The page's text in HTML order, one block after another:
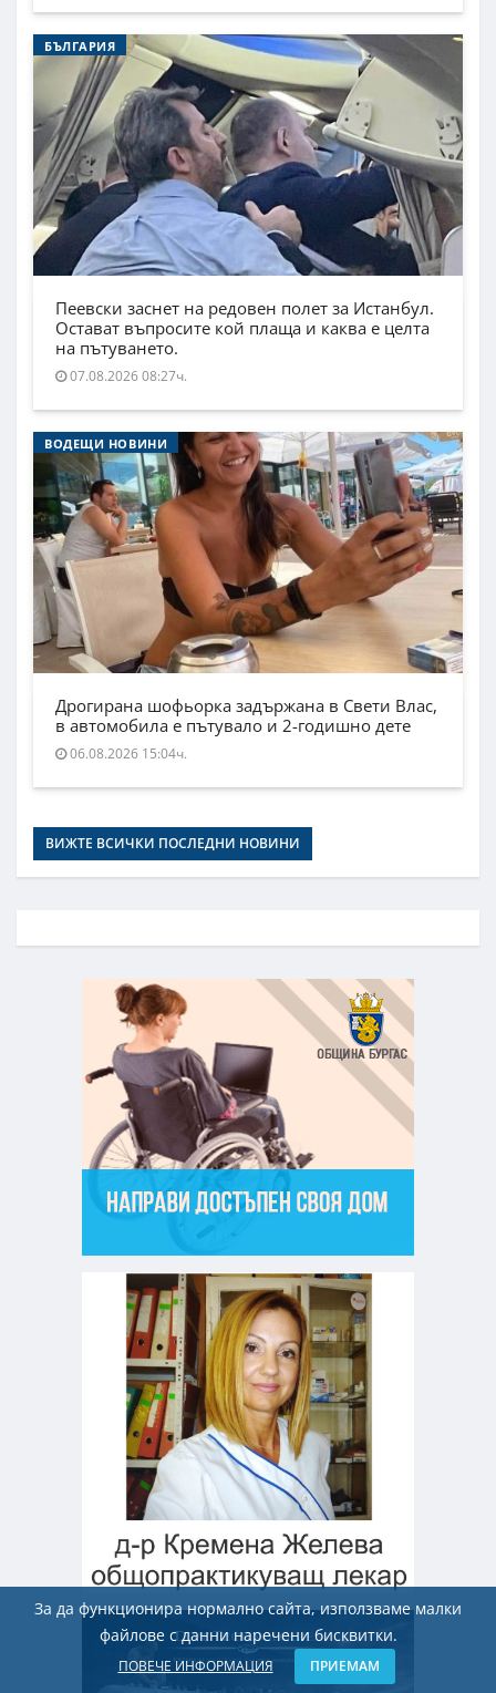
БЪЛГАРИЯ
Пеевски заснет на редовен полет за Истанбул.
Остават въпросите кой плаща и каква е целта
на пътуването.
07.08.2026 08:27ч.
ВОДЕЩИ НОВИНИ
Дрогирана шофьорка задържана в Свети Влас,
в автомобила е пътувало и 2-годишно дете
06.08.2026 15:04ч.
ВИЖТЕ ВСИЧКИ ПОСЛЕДНИ НОВИНИ
За да функционира нормално сайта, използваме малки
файлове с данни наречени бисквитки.
ПОВЕЧЕ ИНФОРМАЦИЯ ПРИЕМАМ